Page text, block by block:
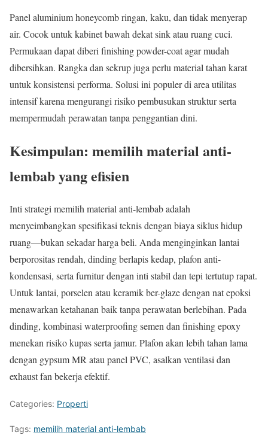
Panel aluminium honeycomb ringan, kaku, dan tidak menyerap
air. Cocok untuk kabinet bawah dekat sink atau ruang cuci.
Permukaan dapat diberi finishing powder-coat agar mudah
dibersihkan. Rangka dan sekrup juga perlu material tahan karat
untuk konsistensi performa. Solusi ini populer di area utilitas
intensif karena mengurangi risiko pembusukan struktur serta
mempermudah perawatan tanpa penggantian dini.
Kesimpulan: memilih material anti-
lembab yang efisien
Inti strategi memilih material anti-lembab adalah
menyeimbangkan spesifikasi teknis dengan biaya siklus hidup
ruang—bukan sekadar harga beli. Anda menginginkan lantai
berporositas rendah, dinding berlapis kedap, plafon anti-
kondensasi, serta furnitur dengan inti stabil dan tepi tertutup rapat.
Untuk lantai, porselen atau keramik ber-glaze dengan nat epoksi
menawarkan ketahanan baik tanpa perawatan berlebihan. Pada
dinding, kombinasi waterproofing semen dan finishing epoxy
menekan risiko kupas serta jamur. Plafon akan lebih tahan lama
dengan gypsum MR atau panel PVC, asalkan ventilasi dan
exhaust fan bekerja efektif.
Categories: Properti
Tags: memilih material anti-lembab